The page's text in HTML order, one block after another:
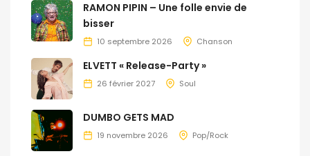
RAMON PIPIN – Une folle envie de
bisser
10 septembre 2026 Chanson
ELVETT « Release-Party »
26 février 2027 Soul
DUMBO GETS MAD
19 novembre 2026 Pop/Rock